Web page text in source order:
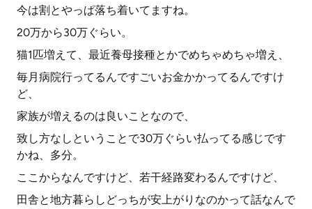
今は割とやっぱ落ち着いてますね。
20万から30万ぐらい。
猫1匹増えて、最近養母接種とかでめちゃめちゃ増え、
毎月病院行ってるんですごいお金かかってるんですけ
ど、
家族が増えるのは良いことなので、
致し方なしということで30万ぐらい払ってる感じです
かね、多分。
ここからなんですけど、若干経路変わるんですけど、
田舎と地方暮らしどっちが安上がりなのかって話なんで